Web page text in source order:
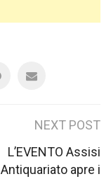
NEXT POST
L’EVENTO Assisi
Antiquariato apre i